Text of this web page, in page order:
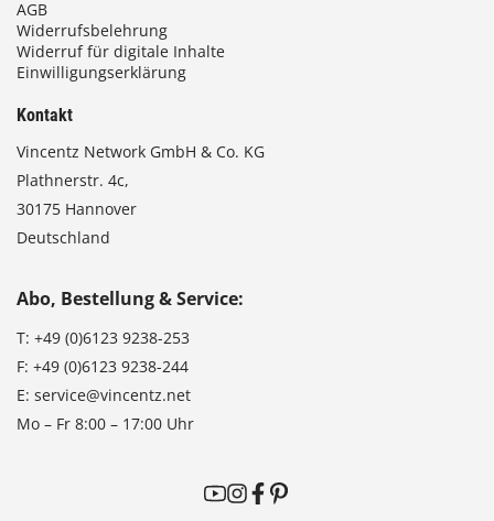
AGB
Widerrufsbelehrung
Widerruf für digitale Inhalte
Einwilligungserklärung
Kontakt
Vincentz Network GmbH & Co. KG
Plathnerstr. 4c,
30175 Hannover
Deutschland
Abo, Bestellung & Service:
T: +49 (0)6123 9238-253
F: +49 (0)6123 9238-244
E: service@vincentz.net
Mo – Fr 8:00 – 17:00 Uhr